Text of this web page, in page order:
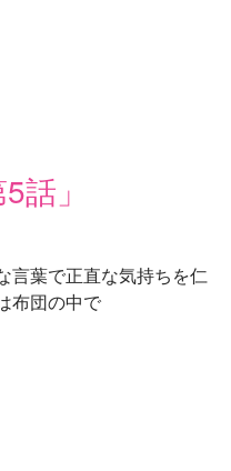
話」
言葉で正直な気持ちを仁
布団の中で